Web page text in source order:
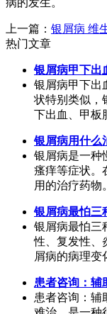
病的发生。
上一篇： 银屑病 维
热门文章
银屑病甲下出
银屑病甲下出
状特别类似，
下出血、甲板
银屑病用什么
银屑病是一种
瘙痒等症状。
用的治疗药物
银屑病最怕三
银屑病最怕三
性、复发性、
屑病的病理变
患者咨询：辅
患者咨询：辅